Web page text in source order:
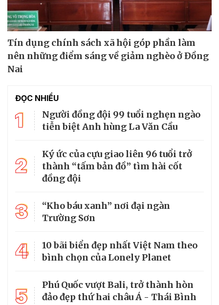
Tín dụng chính sách xã hội góp phần làm
nên những điểm sáng về giảm nghèo ở Đồng
Nai
ĐỌC NHIỀU
1
Người đồng đội 99 tuổi nghẹn ngào
tiễn biệt Anh hùng La Văn Cầu
2
Ký ức của cựu giao liên 96 tuổi trở
thành “tấm bản đồ” tìm hài cốt
đồng đội
3
“Kho báu xanh” nơi đại ngàn
Trường Sơn
4
10 bãi biển đẹp nhất Việt Nam theo
bình chọn của Lonely Planet
5
Phú Quốc vượt Bali, trở thành hòn
đảo đẹp thứ hai châu Á - Thái Bình